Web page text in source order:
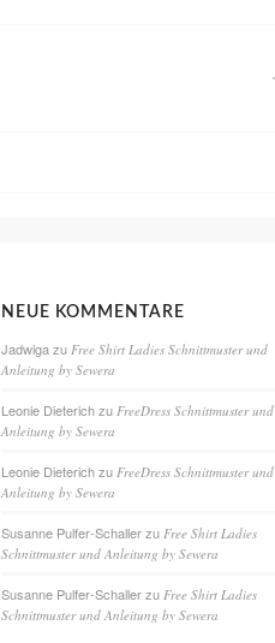
NEUE KOMMENTARE
Jadwigazu Free Shirt Ladies Schnittmuster und
Anleitung by Sewera
Leonie Dieterichzu FreeDress Schnittmuster und
Anleitung by Sewera
Leonie Dieterichzu FreeDress Schnittmuster und
Anleitung by Sewera
Susanne Pulfer-Schallerzu Free Shirt Ladies
Schnittmuster und Anleitung by Sewera
Susanne Pulfer-Schallerzu Free Shirt Ladies
Schnittmuster und Anleitung by Sewera